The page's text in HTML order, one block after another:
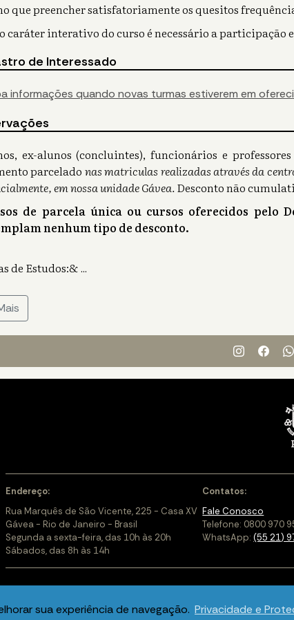
sua experiência de navegação. Privacidade e
que preencher satisfatoriamente os quesitos
caráter interativo do curso é necessário a participação
de Interessado
informações quando novas turmas estiverem em
ex-alunos (concluintes), funcionários e
parcelado nas matriculas realizadas através da
em nossa unidade Gávea.Desconto não
de parcela única ou cursos oferecidos pelo
nenhum tipo de desconto.
de Estudos:&...
Endereço:
Rua Marquês de São Vicente, 225 - Casa XV
Gávea - Rio de Janeiro - Brasil
Segunda a sexta-feira, das 10h às 20h
Sábados, das 8h às 14h
Contatos:
Fale Conosco
Telefone: 0800 970
WhatsApp:(55 21)